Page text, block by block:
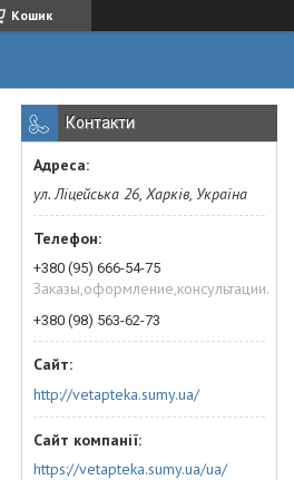
Кошик
Контакти
ул. Ліцейська 26, Харків, Україна
+380 (95) 666-54-75
Заказы,оформление,консультации.
+380 (98) 563-62-73
http://vetapteka.sumy.ua/
https://vetapteka.sumy.ua/ua/